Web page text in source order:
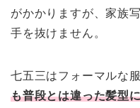
がかかりますが、家族
手を抜けません。
七五三はフォーマルな
も普段とは違った髪型